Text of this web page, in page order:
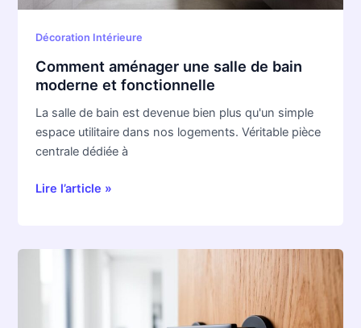
Décoration Intérieure
Comment aménager une salle de bain
moderne et fonctionnelle
La salle de bain est devenue bien plus qu'un simple
espace utilitaire dans nos logements. Véritable pièce
centrale dédiée à
Lire l’article »